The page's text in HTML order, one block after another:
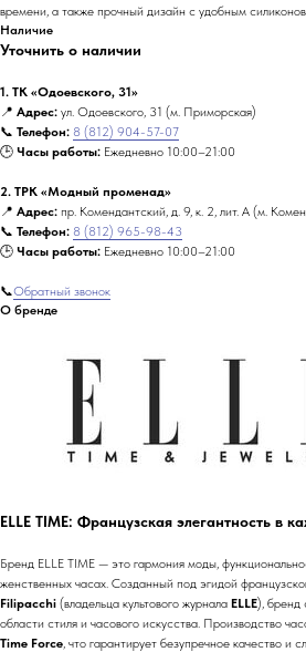
времени, а также прочный дизайн с удобным
Наличие
Уточнить о наличии
1. ТК «Одоевского, 31»
📍 Адрес: ул. Одоевского, 31 (м. Приморская)
📞 Телефон: 8 (812) 904-57-07
🕒 Часы работы: Ежедневно 10:00–21:00
2. ТРК «Модный променад»
📍 Адрес: пр. Комендантский, д. 9, к. 2, лит. А (м.
📞 Телефон: 8 (812) 965-98-43
🕒 Часы работы: Ежедневно 10:00–21:00
📞Обратный звонок
О бренде
ELLE TIME: Французская элегантность в
Бренд ELLE TIME — это гармония моды,
женственных часах. Созданный под эгидой
Filipacchi (владельца культового журнала ELLE), бренд
области стиля и часового искусства. Производство
Time Force, что гарантирует безупречное качество и